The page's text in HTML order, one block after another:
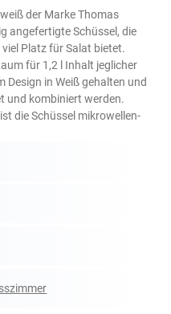
der Marke Thomas
angefertigte Schüssel, die
Platz für Salat bietet.
für 1,2 l Inhalt jeglicher
Design in Weiß gehalten und
und kombiniert werden.
die Schüssel mikrowellen-